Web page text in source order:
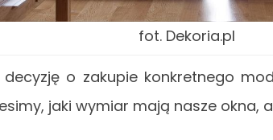
fot. Dekoria.pl
o zakupie konkretnego
jaki wymiar mają nasze okna,